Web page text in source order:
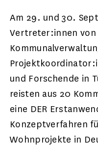
Am 29. und 30.
Vertreter:innen von
und Forschende in
reisten aus 20
eine DER
Konzeptverfahren
Wohnprojekte in